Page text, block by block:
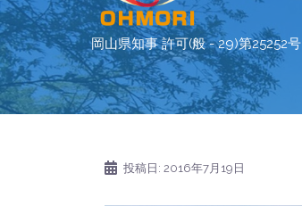
へ
ス
キ
ッ
プ
岡山県知事 許可(般 - 29)第25252号
投稿日: 2016年7月19日